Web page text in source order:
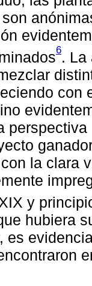
6. La
con
la clara
y
hubiera
es